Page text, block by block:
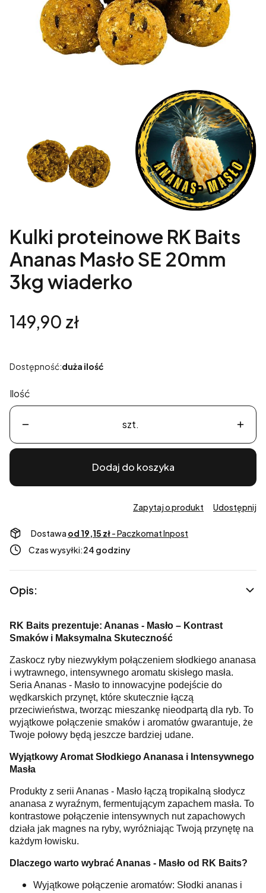
Kulki proteinowe RK Baits
Ananas Masło SE 20mm
3kg wiaderko
Cena
149,90 zł
Dostępność:duża ilość
Ilość
szt.
Dodaj do koszyka
Zapytaj o produkt Udostępnij
Dostawa od 19,15 zł- Paczkomat Inpost
Czas wysyłki:24 godziny
Opis:
RK Baits prezentuje: Ananas - Masło – Kontrast
Smaków i Maksymalna Skuteczność
Zaskocz ryby niezwykłym połączeniem słodkiego ananasa
i wytrawnego, intensywnego aromatu skisłego masła.
Seria Ananas - Masło to innowacyjne podejście do
wędkarskich przynęt, które skutecznie łączą
przeciwieństwa, tworząc mieszankę nieodpartą dla ryb. To
wyjątkowe połączenie smaków i aromatów gwarantuje, że
Twoje połowy będą jeszcze bardziej udane.
Wyjątkowy Aromat Słodkiego Ananasa i Intensywnego
Masła
Produkty z serii Ananas - Masło łączą tropikalną słodycz
ananasa z wyraźnym, fermentującym zapachem masła. To
kontrastowe połączenie intensywnych nut zapachowych
działa jak magnes na ryby, wyróżniając Twoją przynętę na
każdym łowisku.
Dlaczego warto wybrać Ananas - Masło od RK Baits?
Wyjątkowe połączenie aromatów: Słodki ananas i